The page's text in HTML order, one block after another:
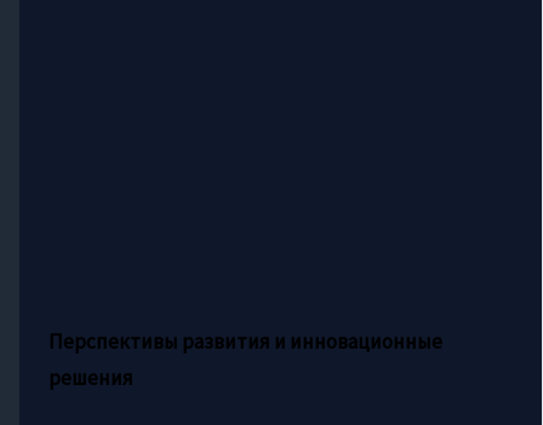
Перспективы развития и инновационные
решения